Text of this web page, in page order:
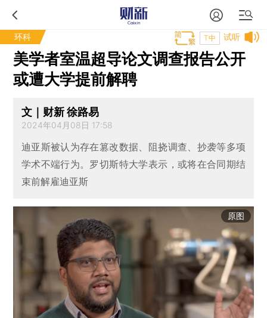
环科 试听
T中
美学者室温超导论文调查报告公开
或遭大学提前解聘
文｜财新 徐路易
2024年04月08日 17:58
迪亚斯被认为存在篡改数据、阻挠调查、抄袭等多项
学术不端行为。罗切斯特大学表示，或将在合同期结
束前解雇迪亚斯
原图